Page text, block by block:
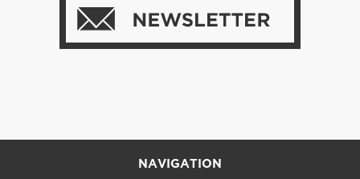
NAVIGATION